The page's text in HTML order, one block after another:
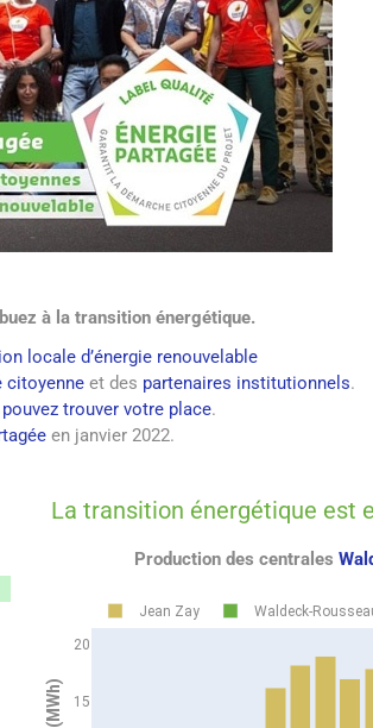
à la transition énergétique.
locale d’énergie renouvelable
citoyenneet des partenaires institutionnels.
trouver votre place.
en janvier 2022.
La transition énergétique est
Production des centrales